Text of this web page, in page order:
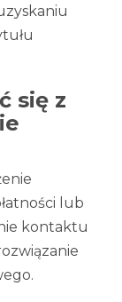
się z
lub
kontaktu